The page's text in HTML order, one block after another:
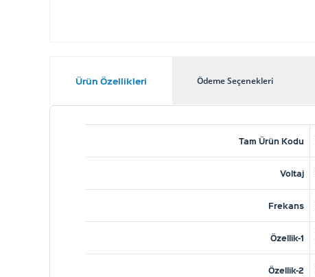
Ürün Özellikleri Ödeme Seçenekleri
Tam Ürün Kodu
Voltaj
Frekans
Özellik-1
Özellik-2